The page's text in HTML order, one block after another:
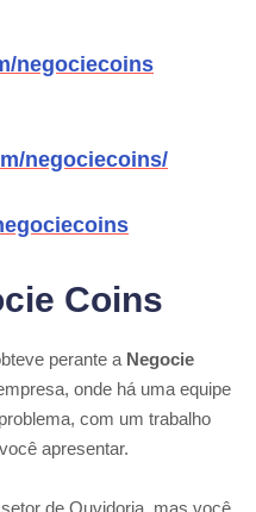
negociecoins
negociecoins/
Coins
perante a Negocie
onde há uma equipe
com um trabalho
apresentar.
de Ouvidoria, mas você